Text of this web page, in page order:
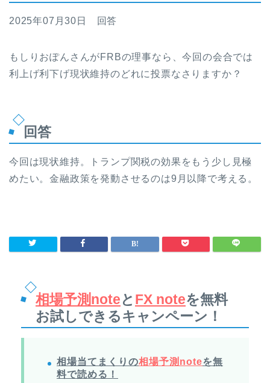
2025年07月30日 回答
もしりおぽんさんがFRBの理事なら、今回の会合では
利上げ利下げ現状維持のどれに投票なさりますか？
回答
今回は現状維持。トランプ関税の効果をもう少し見極
めたい。金融政策を発動させるのは9月以降で考える。
相場予測noteとFX noteを無料
お試しできるキャンペーン！
相場当てまくりの相場予測noteを無
料で読める！